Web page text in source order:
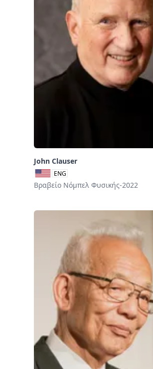
John Clauser
ENG
Βραβείο Νόμπελ Φυσικής-2022